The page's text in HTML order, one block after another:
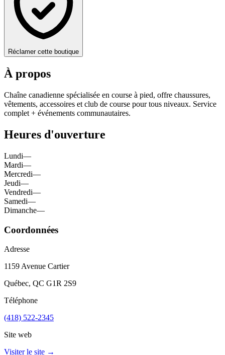
Réclamer cette boutique
À propos
Chaîne canadienne spécialisée en course à pied, offre chaussures,
vêtements, accessoires et club de course pour tous niveaux. Service
complet + événements communautaires.
Heures d'ouverture
Lundi—
Mardi—
Mercredi—
Jeudi—
Vendredi—
Samedi—
Dimanche—
Coordonnées
Adresse
1159 Avenue Cartier
Québec, QC G1R 2S9
Téléphone
(418) 522-2345
Site web
Visiter le site →